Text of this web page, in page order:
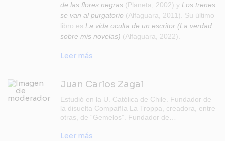
de las flores negras (Planeta, 2002) y Los trenes
se van al purgatorio (Alfaguara, 2011). Su último
libro es La vida oculta de un escritor (La verdad
sobre mis novelas) (Alfaguara, 2022).
Leer más
Juan Carlos Zagal
Estudió en la U. Católica de Chile. Fundador de
la disuelta Compañía La Troppa, creadora, entre
otras, de “Gemelos”. Fundador de…
Leer más